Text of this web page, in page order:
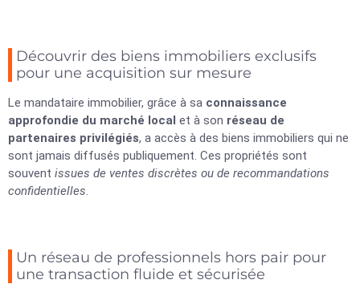
Découvrir des biens immobiliers exclusifs
pour une acquisition sur mesure
Le mandataire immobilier, grâce à sa connaissance
approfondie du marché local et à son réseau de
partenaires privilégiés, a accès à des biens immobiliers qui ne
sont jamais diffusés publiquement. Ces propriétés sont
souvent issues de ventes discrètes ou de recommandations
confidentielles.
Un réseau de professionnels hors pair pour
une transaction fluide et sécurisée